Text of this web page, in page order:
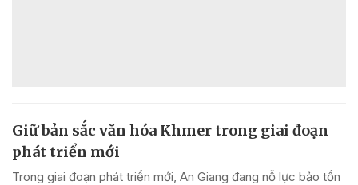
Giữ bản sắc văn hóa Khmer trong giai đoạn
phát triển mới
Trong giai đoạn phát triển mới, An Giang đang nỗ lực bảo tồn